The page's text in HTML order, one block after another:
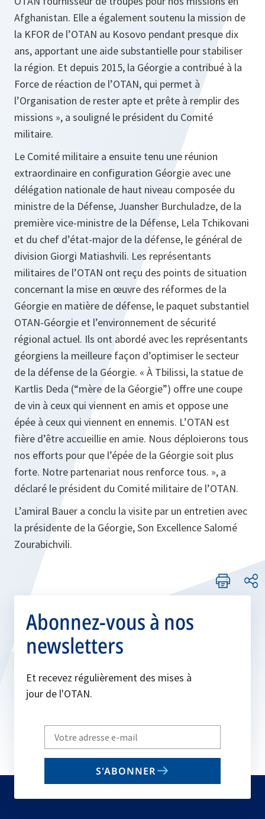
Afghanistan. Elle a également soutenu la mission de
la KFOR de l’OTAN au Kosovo pendant presque dix
ans, apportant une aide substantielle pour stabiliser
la région. Et depuis 2015, la Géorgie a contribué à la
Force de réaction de l’OTAN, qui permet à
l’Organisation de rester apte et prête à remplir des
missions », a souligné le président du Comité
militaire.
Le Comité militaire a ensuite tenu une réunion
extraordinaire en configuration Géorgie avec une
délégation nationale de haut niveau composée du
ministre de la Défense, Juansher Burchuladze, de la
première vice-ministre de la Défense, Lela Tchikovani
et du chef d’état-major de la défense, le général de
division Giorgi Matiashvili. Les représentants
militaires de l’OTAN ont reçu des points de situation
concernant la mise en œuvre des réformes de la
Géorgie en matière de défense, le paquet substantiel
OTAN-Géorgie et l’environnement de sécurité
régional actuel. Ils ont abordé avec les représentants
géorgiens la meilleure façon d’optimiser le secteur
de la défense de la Géorgie. « À Tbilissi, la statue de
Kartlis Deda (“mère de la Géorgie”) offre une coupe
de vin à ceux qui viennent en amis et oppose une
épée à ceux qui viennent en ennemis. L’OTAN est
fière d’être accueillie en amie. Nous déploierons tous
nos efforts pour que l’épée de la Géorgie soit plus
forte. Notre partenariat nous renforce tous. », a
déclaré le président du Comité militaire de l’OTAN.
L’amiral Bauer a conclu la visite par un entretien avec
la présidente de la Géorgie, Son Excellence Salomé
Zourabichvili.
Abonnez-vous à nos
newsletters
Et recevez régulièrement des mises à
jour de l'OTAN.
Write
your
email
S'ABONNER